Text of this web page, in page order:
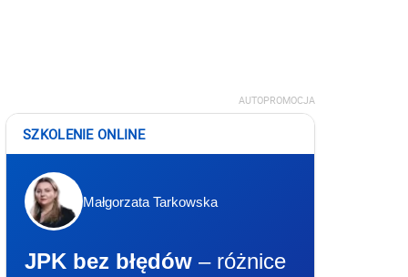
AUTOPROMOCJA
SZKOLENIE ONLINE
Małgorzata Tarkowska
JPK bez błędów – różnice